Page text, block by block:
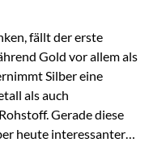
fällt der erste
Gold vor allem als
Silber eine
als auch
Gerade diese
heute interessanter